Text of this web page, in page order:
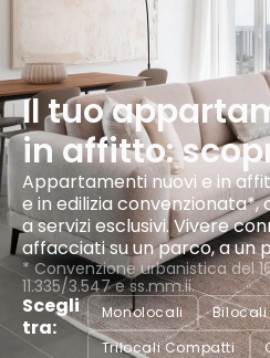
Il tuo
in affitto:
Appartamenti nuovi e in
e in edilizia
a servizi esclusivi. Vivere
affacciati su un parco, a un
* Convenzione urbanistica del
11.335/3.547 e ss.mm.ii.
Scegli
tra:
Monolocali Bilocali
Trilocali Compatti